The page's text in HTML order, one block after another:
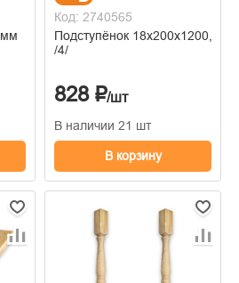
мм
Код: 2740565
Подступёнок 18х200х1200,
/4/
828 ₽/шт
В наличии 21 шт
В корзину